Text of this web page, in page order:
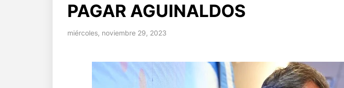
PAGAR AGUINALDOS
miércoles, noviembre 29, 2023